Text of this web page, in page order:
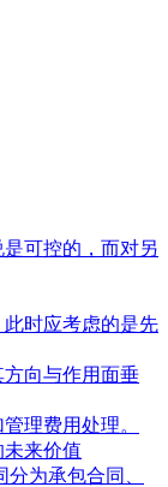
可控的，而对另
时应考虑的是先
向与作用面垂
理费用处理。
来价值
为承包合同、